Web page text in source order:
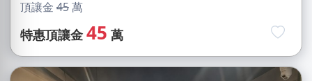
頂讓金 45萬
特惠頂讓金 45 萬